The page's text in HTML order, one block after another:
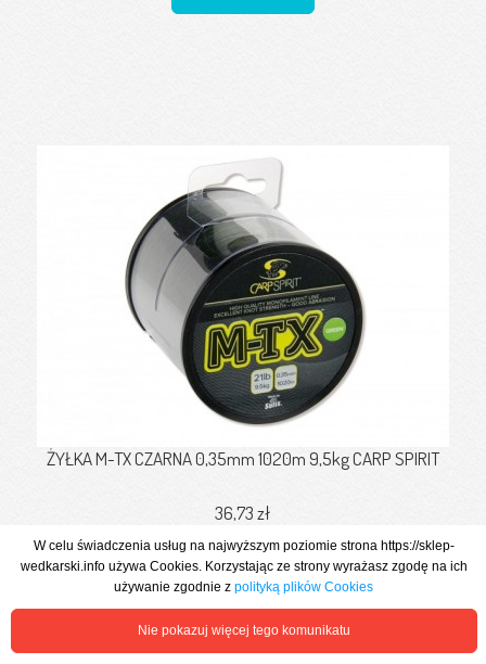
ŻYŁKA M-TX CZARNA 0,35mm 1020m 9,5kg CARP SPIRIT
36,73 zł
Zobacz więcej
W celu świadczenia usług na najwyższym poziomie strona https://sklep-
wedkarski.info używa Cookies. Korzystając ze strony wyrażasz zgodę na ich
używanie zgodnie zpolityką plików Cookies
Nie pokazuj więcej tego komunikatu